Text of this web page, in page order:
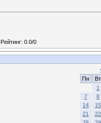
Рейтинг: 0.0/0
Пн
Вт
1
7
8
14
15
21
22